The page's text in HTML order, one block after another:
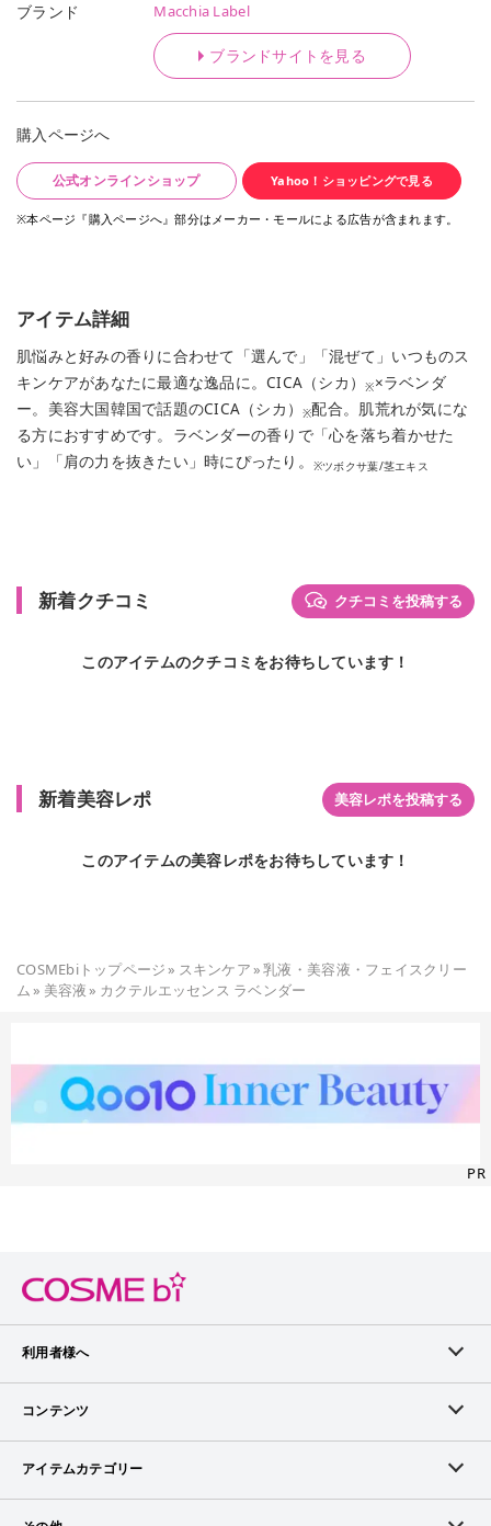
ブランド Macchia Label
ブランドサイトを見る
購入ページへ
公式オンラインショップ Yahoo！ショッピングで見る
※本ページ『購入ページへ』部分はメーカー・モールによる広告が含まれます。
アイテム詳細
肌悩みと好みの香りに合わせて「選んで」「混ぜて」いつものス
キンケアがあなたに最適な逸品に。CICA（シカ）※×ラベンダ
ー。美容大国韓国で話題のCICA（シカ）※配合。肌荒れが気にな
る方におすすめです。ラベンダーの香りで「心を落ち着かせた
い」「肩の力を抜きたい」時にぴったり。
※ツボクサ葉/茎エキス
新着クチコミ クチコミを投稿する
このアイテムのクチコミをお待ちしています！
新着美容レポ 美容レポを投稿する
このアイテムの美容レポをお待ちしています！
COSMEbiトップページ» スキンケア»乳液・美容液・フェイスクリー
ム» 美容液» カクテルエッセンス ラベンダー
PR
利用者様へ
メンバーログイン
メンバー会員について
コンテンツ
ランキング
アイテムカテゴリー
スキンケア